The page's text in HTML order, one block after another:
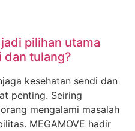
pilihan utama
dan tulang?
kesehatan sendi dan
penting. Seiring
mengalami masalah
MEGAMOVE hadir